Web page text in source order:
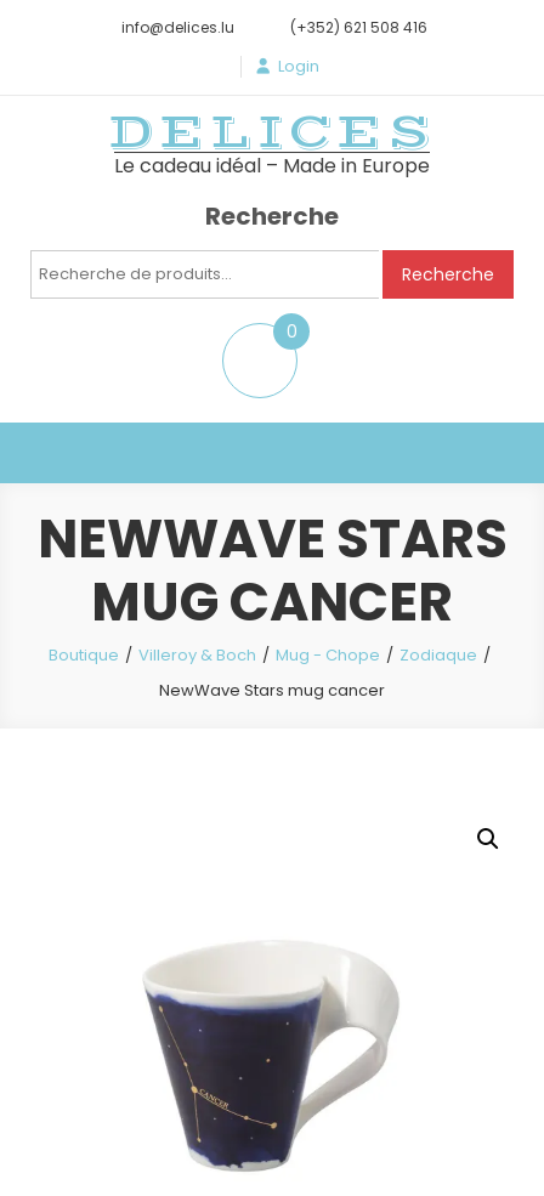
info@delices.lu (+352) 621 508 416
Login
DELICES
Le cadeau idéal – Made in Europe
Recherche
Recherche
Recherche
0
item
NEWWAVE STARS
MUG CANCER
Boutique Villeroy & Boch Mug - Chope
Zodiaque
NewWave Stars mug cancer